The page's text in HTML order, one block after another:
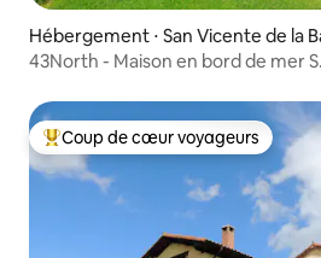
Hébergement ⋅ San Vicente de la
43North - Maison en bord de mer
Coups de cœur voyageurs les plus
Coup de cœur voyageurs